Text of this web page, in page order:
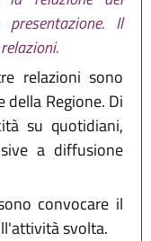
Il
relazioni sono
Regione. Di
su quotidiani,
a diffusione
convocare il
svolta.